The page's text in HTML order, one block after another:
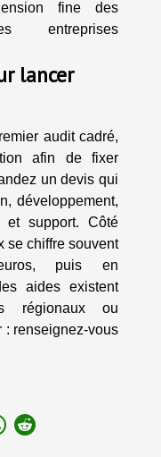
fine des
entreprises
lancer
audit cadré,
afin de fixer
un devis qui
développement,
et support. Côté
se chiffre souvent
puis en
aides existent
régionaux ou
: renseignez-vous